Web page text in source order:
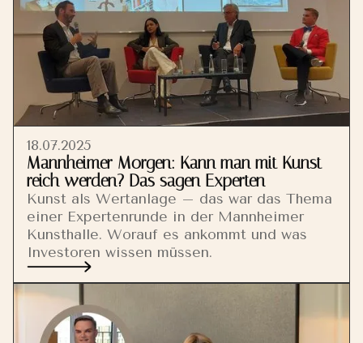
18.07.2025
Mannheimer Morgen: Kann man mit Kunst
reich werden? Das sagen Experten
Kunst als Wertanlage – das war das Thema
einer Expertenrunde in der Mannheimer
Kunsthalle. Worauf es ankommt und was
Investoren wissen müssen.